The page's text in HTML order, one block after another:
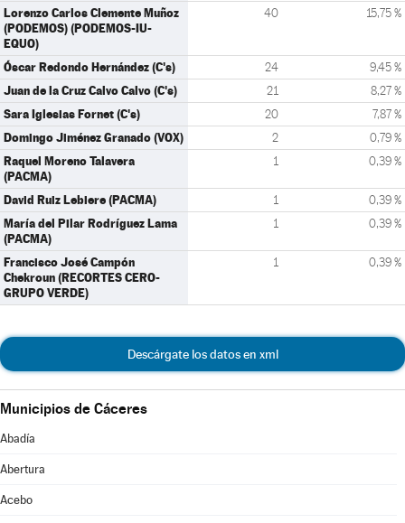
Lorenzo Carlos Clemente Muñoz
(PODEMOS) (PODEMOS-IU-
EQUO)
40 15,75 %
Óscar Redondo Hernández (C's) 24 9,45 %
Juan de la Cruz Calvo Calvo (C's) 21 8,27 %
Sara Iglesias Fornet (C's) 20 7,87 %
Domingo Jiménez Granado (VOX) 2 0,79 %
Raquel Moreno Talavera
(PACMA)
1 0,39 %
David Ruiz Lebiere (PACMA) 1 0,39 %
María del Pilar Rodríguez Lama
(PACMA)
1 0,39 %
Francisco José Campón
Chekroun (RECORTES CERO-
GRUPO VERDE)
1 0,39 %
Descárgate los datos en xml
Municipios de Cáceres
Abadía
Abertura
Acebo